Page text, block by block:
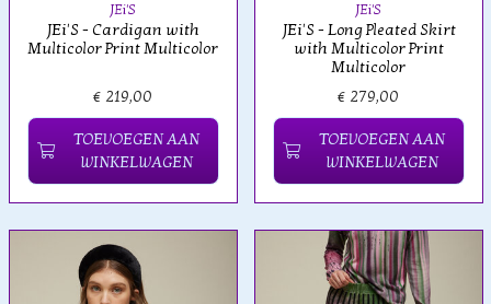
JEi'S
JEi'S - Cardigan with
Multicolor Print Multicolor
€ 219,00
TOEVOEGEN AAN
WINKELWAGEN
JEi'S
JEi'S - Long Pleated Skirt
with Multicolor Print
Multicolor
€ 279,00
TOEVOEGEN AAN
WINKELWAGEN